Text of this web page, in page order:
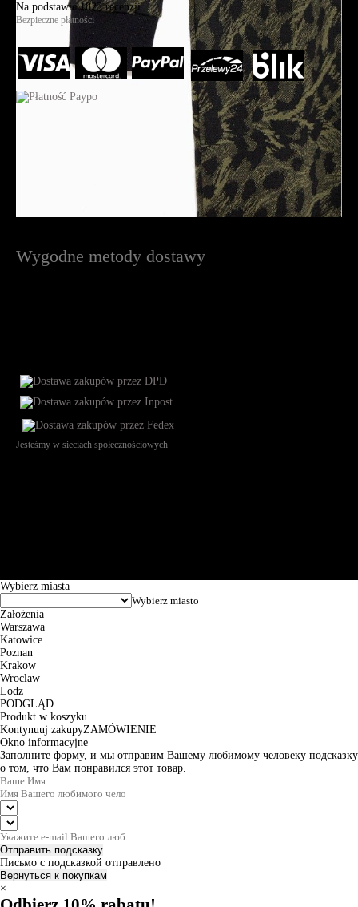
Na podstawie1823recenzji
Bezpieczne płatności
Wygodne metody dostawy
Jesteśmy w sieciach społecznościowych
Wybierz miasta
Założenia
Warszawa
Katowice
Poznan
Krakow
Wroclaw
Lodz
PODGLĄD
Produkt w koszyku
Kontynuuj zakupyZAMÓWIENIE
Okno informacyjne
Заполните форму, и мы отправим Вашему любимому человеку подсказку
о том, что Вам понравился этот товар.
Отправить подсказку
Письмо с подсказкой отправлено
Вернуться к покупкам
×